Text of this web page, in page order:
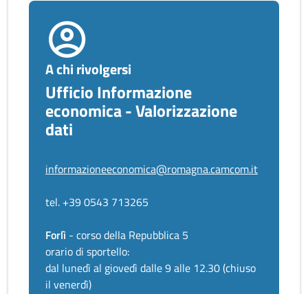
A chi rivolgersi
Ufficio Informazione
economica - Valorizzazione
dati
informazioneeconomica@romagna.camcom.it
tel. +39 0543 713265
Forlì - corso della Repubblica 5
orario di sportello:
dal lunedì al giovedì dalle 9 alle 12.30 (chiuso
il venerdì)